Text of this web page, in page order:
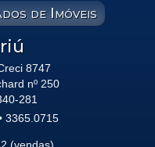
de Imóveis
8747
nº 250
281
3365.0715